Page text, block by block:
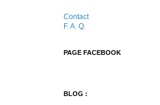
Contact
F. A. Q.
PAGE FACEBOOK
BLOG :